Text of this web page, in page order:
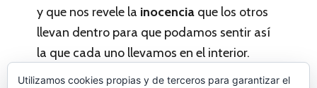
y que nos revele la inocencia que los otros
llevan dentro para que podamos sentir así
la que cada uno llevamos en el interior.
¡Que el 2015 sea el año para abrir el
Utilizamos cookies propias y de terceros para garantizar el